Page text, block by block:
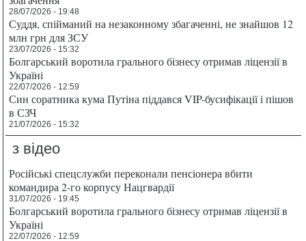
28/07/2026 - 19:48
Суддя, спійманий на незаконному збагаченні, не знайшов 12
млн грн для ЗСУ
23/07/2026 - 15:32
Болгарський воротила грального бізнесу отримав ліцензії в
Україні
22/07/2026 - 12:59
Син соратника кума Путіна піддався VIP-бусифікації і пішов
в СЗЧ
21/07/2026 - 15:32
з відео
Російські спецслужби переконали пенсіонера вбити
командира 2-го корпусу Нацгвардії
31/07/2026 - 19:45
Болгарський воротила грального бізнесу отримав ліцензії в
Україні
22/07/2026 - 12:59